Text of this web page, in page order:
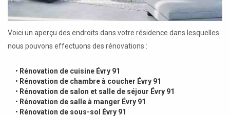
Voici un aperçu des endroits dans votre résidence dans lesquelles
nous pouvons effectuons des rénovations :
• Rénovation de cuisine Évry 91
• Rénovation de chambre à coucher Évry 91
• Rénovation de salon et salle de séjour Évry 91
• Rénovation de salle à manger Évry 91
• Rénovation de sous-sol Évry 91